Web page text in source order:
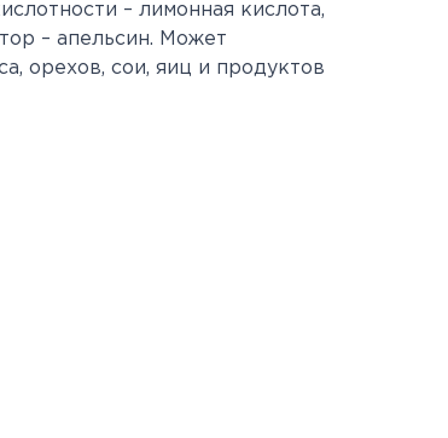
– лимонная кислота,
– апельсин. Может
орехов, сои, яиц и продуктов